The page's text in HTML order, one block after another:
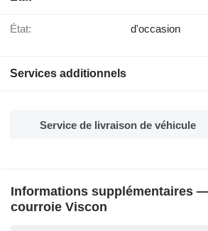
État: d'occasion
Services additionnels
Service de livraison de véhicule
Informations supplémentaires
courroie Viscon